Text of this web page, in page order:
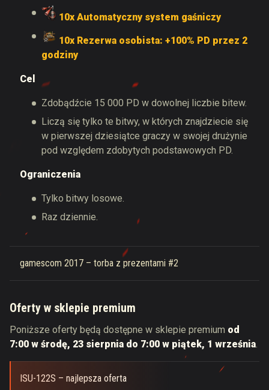
10x Automatyczny system gaśniczy
10x Rezerwa osobista: +100% PD przez 2
godziny
Cel
Zdobądźcie 15 000 PD w dowolnej liczbie bitew.
Liczą się tylko te bitwy, w których znajdziecie się
w pierwszej dziesiątce graczy w swojej drużynie
pod względem zdobytych podstawowych PD.
Ograniczenia
Tylko bitwy losowe.
Raz dziennie.
gamescom 2017 – torba z prezentami #2
Oferty w sklepie premium
Poniższe oferty będą dostępne w sklepie premium od
7:00 w środę, 23 sierpnia do 7:00 w piątek, 1 września.
ISU-122S – najlepsza oferta